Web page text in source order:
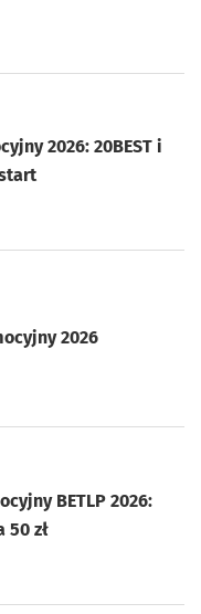
2026: 20BEST i
2026
BETLP 2026:
50 zł